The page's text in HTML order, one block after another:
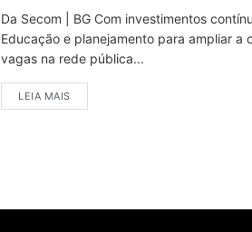
Da Secom | BG Com investimentos
Educação e planejamento para ampliar a
vagas na rede pública...
LEIA MAIS